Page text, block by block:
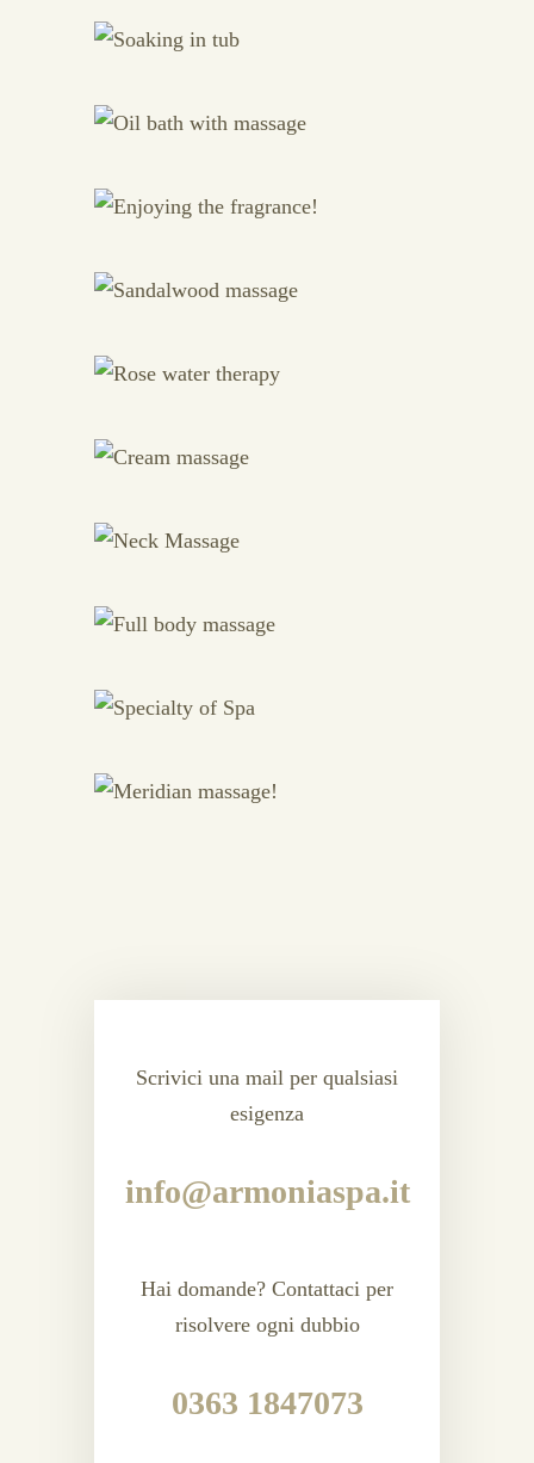
Scrivici una mail per qualsiasi
esigenza
info@armoniaspa.it
Hai domande? Contattaci per
risolvere ogni dubbio
0363 1847073